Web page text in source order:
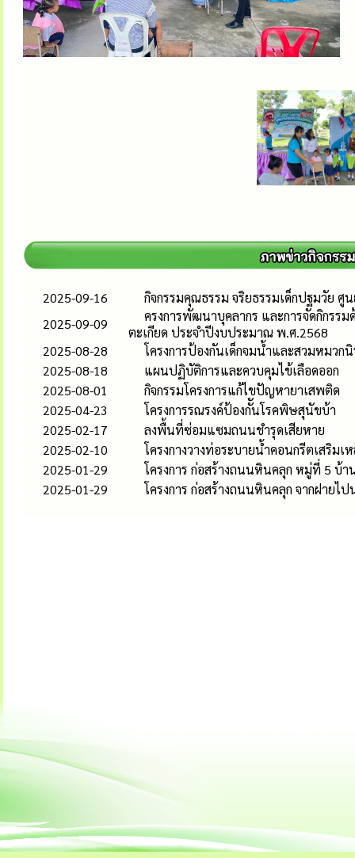
2025-09-16
กิจกรรมคุณธรรม จริยธรรมเด็กปฐมวัย
2025-09-09
ครงการพัฒนาบุคลากร และการจัดกิกรร
ตะเกียด ประจำปีงบประมาณ พ.ศ.2568
2025-08-28
โครงการป้องกันเด็กจมน้ำและสวมหมว
2025-08-18
แผนปฏิบัติการและควบคุมไข้เลือดออก
2025-08-01
กิจกรรมโครงการแก้ไขปัญหายาเสพติด
2025-04-23
โครงการรณรงค์ป้องกัันโรคพิษสุนัขบ้า
2025-02-17
ลงพื้นที่ซ่อมแซมถนนชำรุดเสียหาย
2025-02-10
โครงกางวางท่อระบายน้ำคอนกรีตเสริม
2025-01-29
โครงการ ก่อสร้างถนนหินคลุก หมู่ที่ 5 บ้
2025-01-29
โครงการ ก่อสร้างถนนหินคลุก จากฝายไ